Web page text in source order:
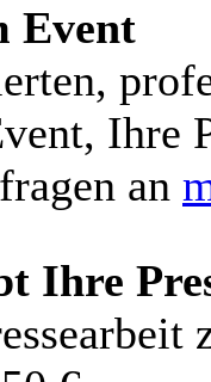
Event
Ihre
an
Ihre